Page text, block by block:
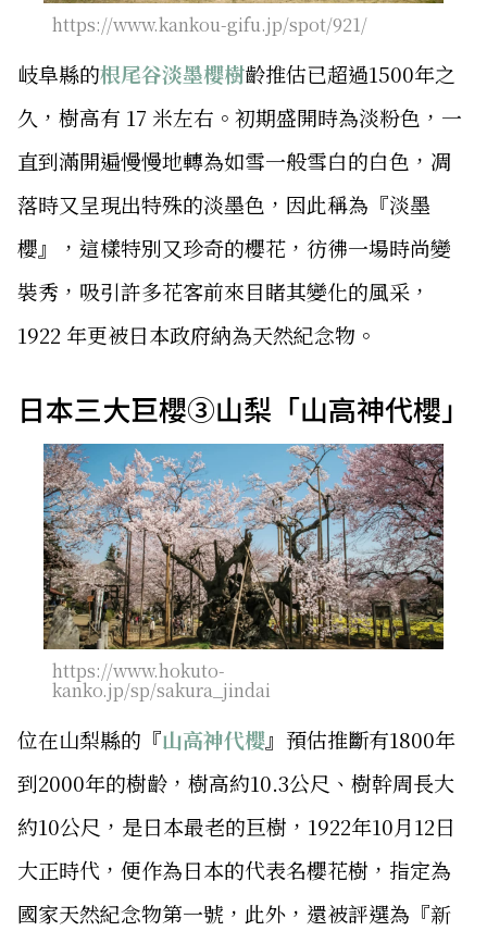
https://www.kankou-gifu.jp/spot/921/
岐阜縣的根尾谷淡墨櫻樹齡推估已超過1500年之
久，樹高有 17 米左右。初期盛開時為淡粉色，一
直到滿開遍慢慢地轉為如雪一般雪白的白色，凋
落時又呈現出特殊的淡墨色，因此稱為『淡墨
櫻』，這樣特別又珍奇的櫻花，彷彿一場時尚變
裝秀，吸引許多花客前來目睹其變化的風采，
1922 年更被日本政府納為天然紀念物。
日本三大巨櫻③山梨「山高神代櫻」
https://www.hokuto-
kanko.jp/sp/sakura_jindai
位在山梨縣的『山高神代櫻』預估推斷有1800年
到2000年的樹齡，樹高約10.3公尺、樹幹周長大
約10公尺，是日本最老的巨樹，1922年10月12日
大正時代，便作為日本的代表名櫻花樹，指定為
國家天然紀念物第一號，此外，還被評選為『新